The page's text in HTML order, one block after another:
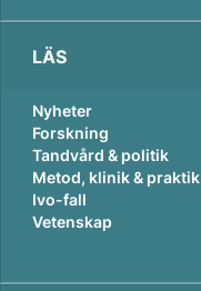
LÄS
Nyheter
Forskning
Tandvård & politik
Metod, klinik & praktik
Ivo-fall
Vetenskap